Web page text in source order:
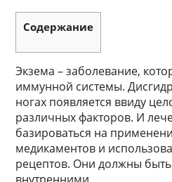
Содержание
Экзема – заболевание,
иммунной системы.
ногах появляется ввиду
различных факторов. И
базироваться на
медикаментов и
рецептов. Они должны